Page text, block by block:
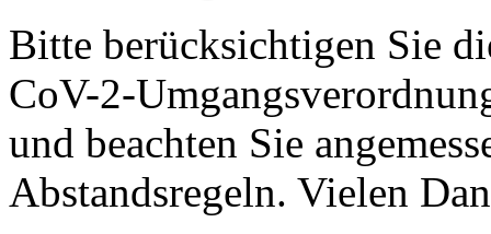
Bitte berücksichtigen Sie
CoV-2-
und beachten Sie
Abstandsregeln. Vielen